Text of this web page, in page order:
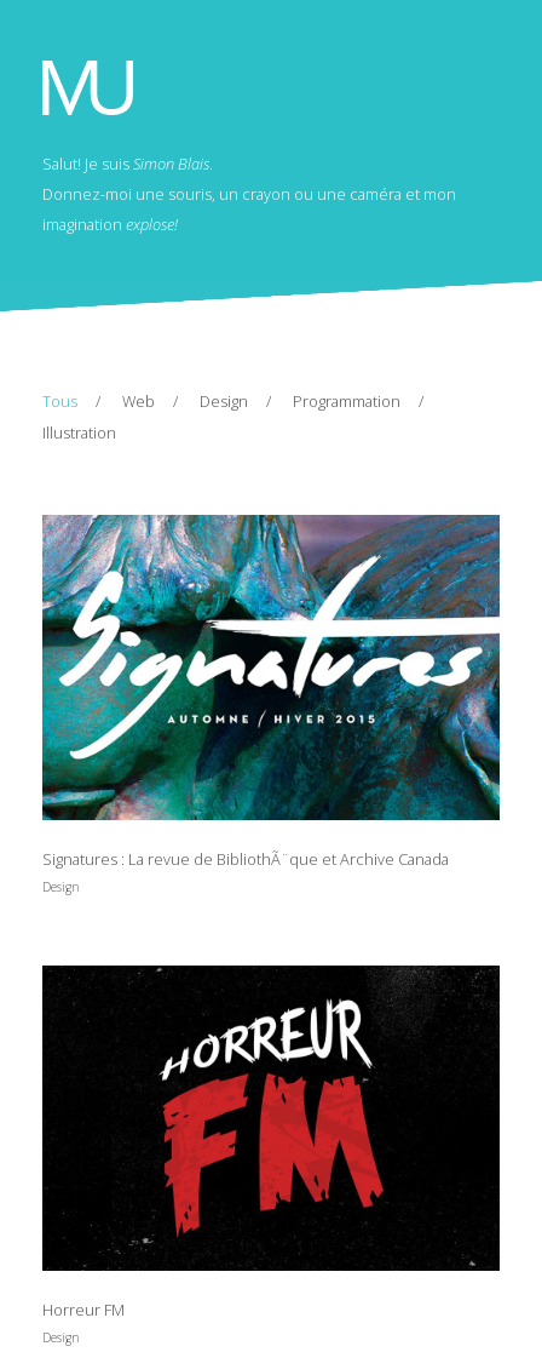
Salut! Je suisSimon Blais.
Donnez-moi une souris, un crayon ou une caméra et mon
imagination explose!
Tous Web Design
Programmation
Illustration
Signatures : La revue de BibliothÃ¨que et Archive Canada
Design
Horreur FM
Design